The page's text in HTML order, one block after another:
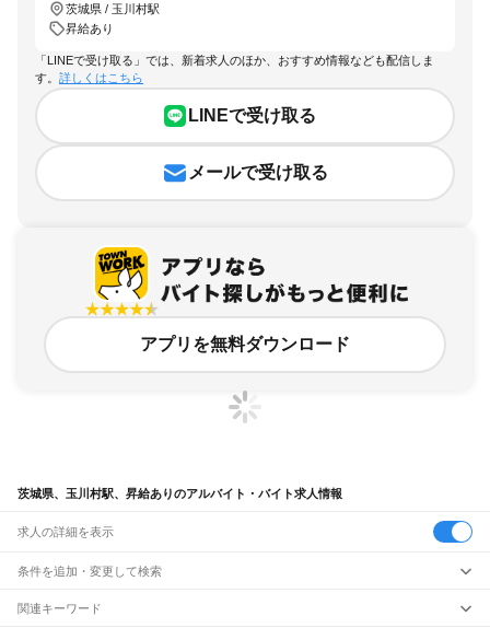
茨城県 / 玉川村駅
昇給あり
「LINEで受け取る」では、新着求人のほか、おすすめ情報なども配信しま
す。 詳しくはこちら
LINEで受け取る
メールで受け取る
アプリを無料ダウンロード
茨城県、玉川村駅、昇給ありのアルバイト・バイト求人情報
求人の詳細を表示
条件を追加・変更して検索
市区町村を追加・変更
関連キーワード